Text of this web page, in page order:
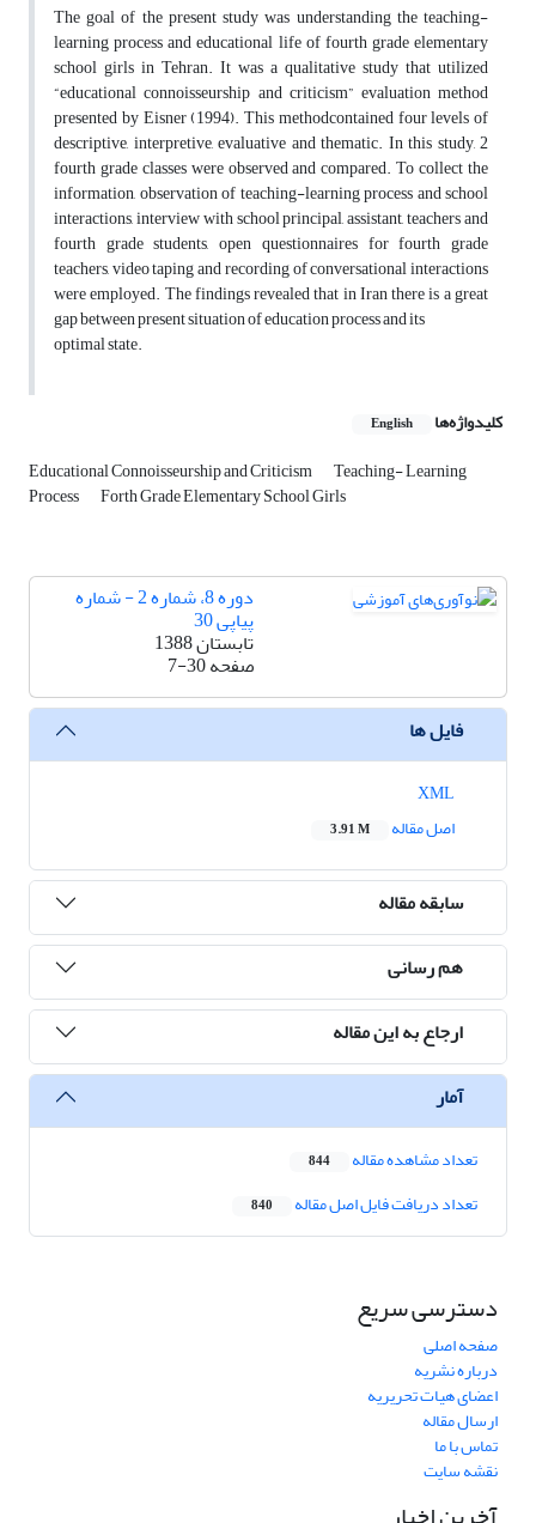
The goal of the present study was understanding the teaching-
learning process and educational life of fourth grade elementary
school girls in Tehran. It was a qualitative study that utilized
“educational connoisseurship and criticism” evaluation method
presented by Eisner (1994). This methodcontained four levels of
descriptive, interpretive, evaluative and thematic. In this study, 2
fourth grade classes were observed and compared. To collect the
information, observation of teaching-learning process and school
interactions, interview with school principal, assistant, teachers and
fourth grade students, open questionnaires for fourth grade
teachers, video taping and recording of conversational interactions
were employed. The findings revealed that in Iran there is a great
gap between present situation of education process and its
optimal state.
کلیدواژه‌ها English
Educational Connoisseurship and Criticism Teaching- Learning
Process Forth Grade Elementary School Girls
دوره 8، شماره 2 - شماره
پیاپی 30
تابستان 1388
صفحه7-30
فایل ها
اصل مقاله
3.91 M
سابقه مقاله
هم رسانی
ارجاع به این مقاله
آمار
تعداد مشاهده مقاله 844
تعداد دریافت فایل اصل مقاله 840
دسترسی سریع
صفحه اصلی
درباره نشریه
اعضای هیات تحریریه
ارسال مقاله
تماس با ما
نقشه سایت